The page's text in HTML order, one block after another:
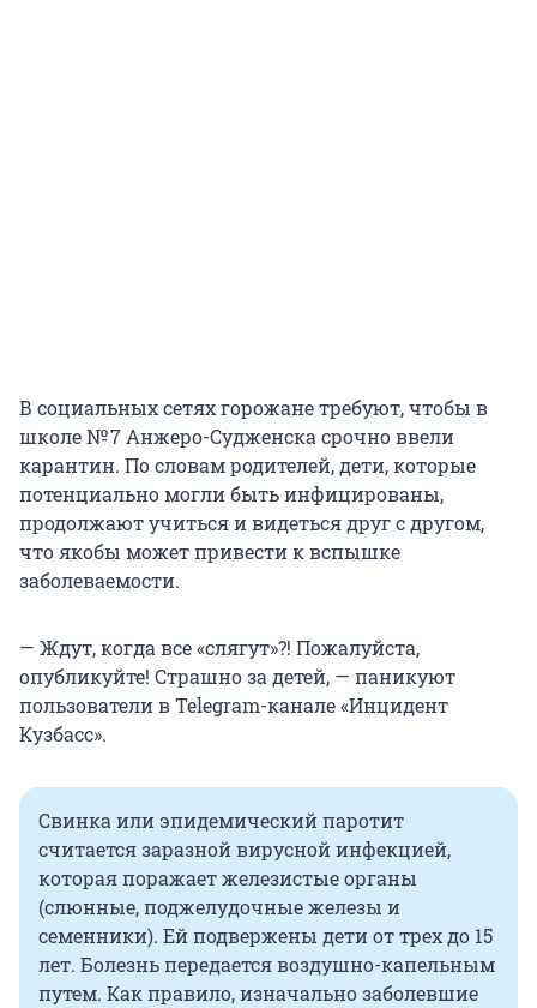
В социальных сетях горожане требуют, чтобы в
школе № 7 Анжеро-Судженска срочно ввели
карантин. По словам родителей, дети, которые
потенциально могли быть инфицированы,
продолжают учиться и видеться друг с другом,
что якобы может привести к вспышке
заболеваемости.
— Ждут, когда все «слягут»?! Пожалуйста,
опубликуйте! Страшно за детей, — паникуют
пользователи в Telegram-канале «Инцидент
Кузбасс».
Свинка или эпидемический паротит
считается заразной вирусной инфекцией,
которая поражает железистые органы
(слюнные, поджелудочные железы и
семенники). Ей подвержены дети от трех до 15
лет. Болезнь передается воздушно-капельным
путем. Как правило, изначально заболевшие